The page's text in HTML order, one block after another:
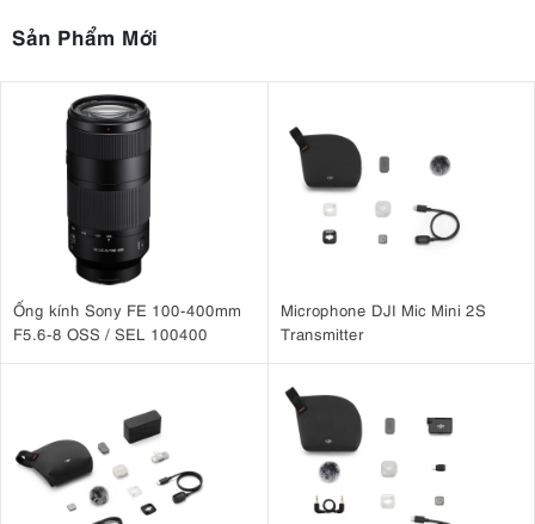
Sản Phẩm Mới
Ống kính Sony FE 100-400mm
F5.6-8 OSS / SEL 100400
Microphone DJI Mic Mini 2S
Transmitter